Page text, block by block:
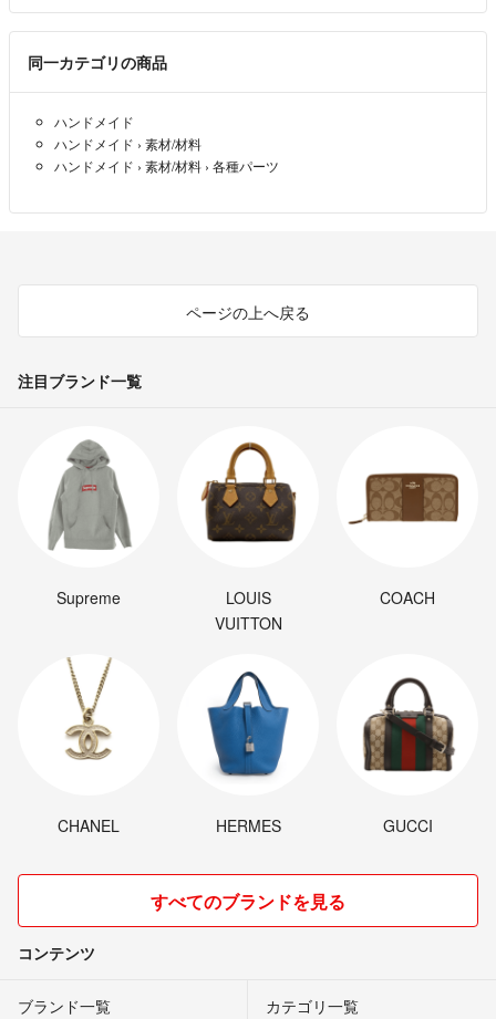
同一カテゴリの商品
ハンドメイド
ハンドメイド › 素材/材料
ハンドメイド › 素材/材料 › 各種パーツ
ページの上へ戻る
注目ブランド一覧
Supreme
LOUIS
VUITTON
COACH
CHANEL HERMES GUCCI
すべてのブランドを見る
コンテンツ
ブランド一覧 カテゴリ一覧